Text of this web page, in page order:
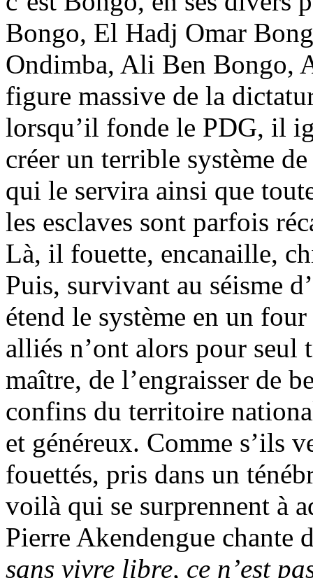
Bongo, El Hadj Omar
Ondimba, Ali Ben Bongo,
figure massive de la
lorsqu’il fonde le PDG, il
créer un terrible système
qui le servira ainsi que
les esclaves sont parfois
Là, il fouette, encanaille,
Puis, survivant au séisme
étend le système en un
alliés n’ont alors pour
maître, de l’engraisser de
confins du territoire
et généreux. Comme s’ils
fouettés, pris dans un
voilà qui se surprennent à
Pierre Akendengue chante
sans vivre libre, ce n’est